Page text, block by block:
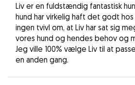
Liv er en fuldstændig fantastisk
hund har virkelig haft det godt
ingen tvivl om, at Liv har sat sig
vores hund og hendes behov og
Jeg ville 100% vælge Liv til at
en anden gang.